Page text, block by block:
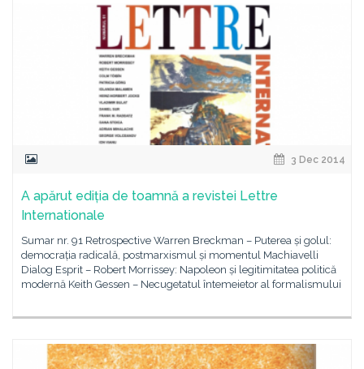
3 Dec 2014
A apărut ediția de toamnă a revistei Lettre
Internationale
Sumar nr. 91 Retrospective Warren Breckman – Puterea și golul:
democrația radicală, postmarxismul și momentul Machiavelli
Dialog Esprit – Robert Morrissey: Napoleon și legitimitatea politică
modernă Keith Gessen – Necugetatul întemeietor al formalismului